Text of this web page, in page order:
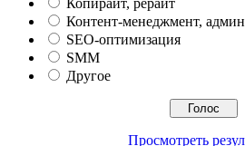
Контент-менеджмент,
SEO-оптимизация
SMM
Другое
Просмотреть